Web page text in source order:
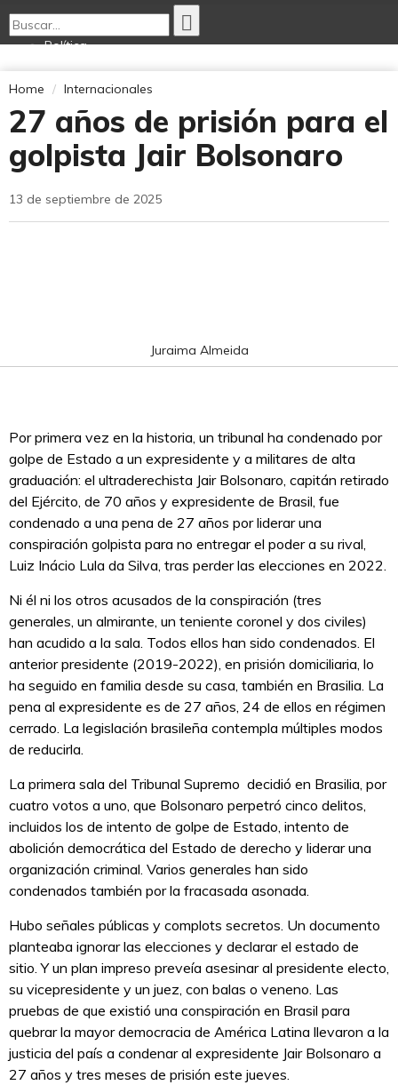
Política
Opinión
Internacionales
Deportes
Tecnología
Ciencia Nativa
Cultura
Home Internacionales
27 años de prisión para el
golpista Jair Bolsonaro
13 de septiembre de 2025
Juraima Almeida
Por primera vez en la historia, un tribunal ha condenado por
golpe de Estado a un expresidente y a militares de alta
graduación: el ultraderechista Jair Bolsonaro, capitán retirado
del Ejército, de 70 años y expresidente de Brasil, fue
condenado a una pena de 27 años por liderar una
conspiración golpista para no entregar el poder a su rival,
Luiz Inácio Lula da Silva, tras perder las elecciones en 2022.
Ni él ni los otros acusados de la conspiración (tres
generales, un almirante, un teniente coronel y dos civiles)
han acudido a la sala. Todos ellos han sido condenados. El
anterior presidente (2019-2022), en prisión domiciliaria, lo
ha seguido en familia desde su casa, también en Brasilia. La
pena al expresidente es de 27 años, 24 de ellos en régimen
cerrado. La legislación brasileña contempla múltiples modos
de reducirla.
La primera sala del Tribunal Supremo decidió en Brasilia, por
cuatro votos a uno, que Bolsonaro perpetró cinco delitos,
incluidos los de intento de golpe de Estado, intento de
abolición democrática del Estado de derecho y liderar una
organización criminal. Varios generales han sido
condenados también por la fracasada asonada.
Hubo señales públicas y complots secretos. Un documento
planteaba ignorar las elecciones y declarar el estado de
sitio. Y un plan impreso preveía asesinar al presidente electo,
su vicepresidente y un juez, con balas o veneno. Las
pruebas de que existió una conspiración en Brasil para
quebrar la mayor democracia de América Latina llevaron a la
justicia del país a condenar al expresidente Jair Bolsonaro a
27 años y tres meses de prisión este jueves.